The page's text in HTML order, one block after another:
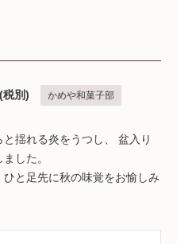
税別) かめや和菓子部
揺れる炎をうつし、 盆入り
した。
と足先に秋の味覚をお愉しみ